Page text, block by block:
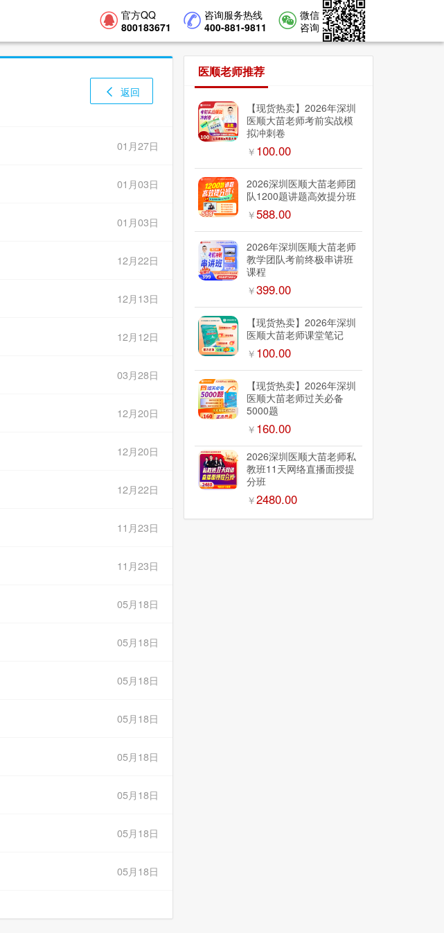
官方QQ
800183671
咨询服务热线
400-881-9811
微信
咨询
返回
01月27日
01月03日
01月03日
12月22日
12月13日
12月12日
03月28日
12月20日
12月20日
12月22日
11月23日
11月23日
05月18日
05月18日
05月18日
05月18日
05月18日
05月18日
05月18日
05月18日
医顺老师推荐
【现货热卖】2026年深圳
医顺大苗老师考前实战模
拟冲刺卷
￥ 100.00
2026深圳医顺大苗老师团
队1200题讲题高效提分班
￥588.00
2026年深圳医顺大苗老师
教学团队考前终极串讲班
课程
￥399.00
【现货热卖】2026年深圳
医顺大苗老师课堂笔记
￥ 100.00
【现货热卖】2026年深圳
医顺大苗老师过关必备
5000题
￥ 160.00
2026深圳医顺大苗老师私
教班11天网络直播面授提
分班
￥2480.00